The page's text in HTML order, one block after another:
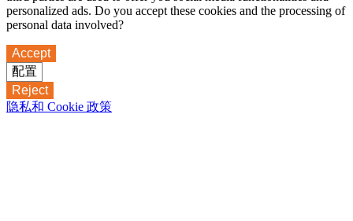
personalized ads. Do you accept these cookies and the processing of
personal data involved?
Accept
配置
Reject
隐私和 Cookie 政策